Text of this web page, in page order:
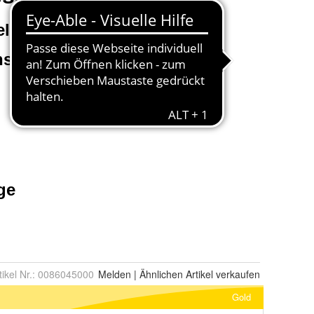
Nr.: 0086045000 Melden | Ähnlichen Artikel verkaufen
Gold